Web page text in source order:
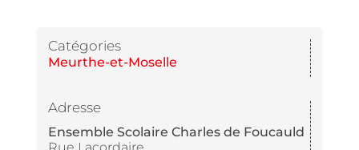
Catégories
Meurthe-et-Moselle
Adresse
Ensemble Scolaire Charles de Foucauld